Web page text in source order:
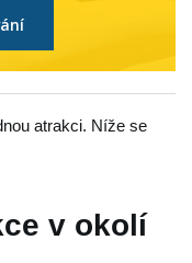
atrakci. Níže se
v okolí